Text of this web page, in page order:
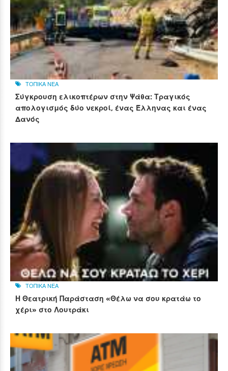
ΤΟΠΙΚΑ ΝΕΑ
Σύγκρουση ελικοπτέρων στην Ψάθα: Τραγικός
απολογισμός δύο νεκροί, ένας Έλληνας και ένας
Δανός
ΤΟΠΙΚΑ ΝΕΑ
Η Θεατρική Παράσταση «Θέλω να σου κρατάω το
χέρι» στο Λουτράκι